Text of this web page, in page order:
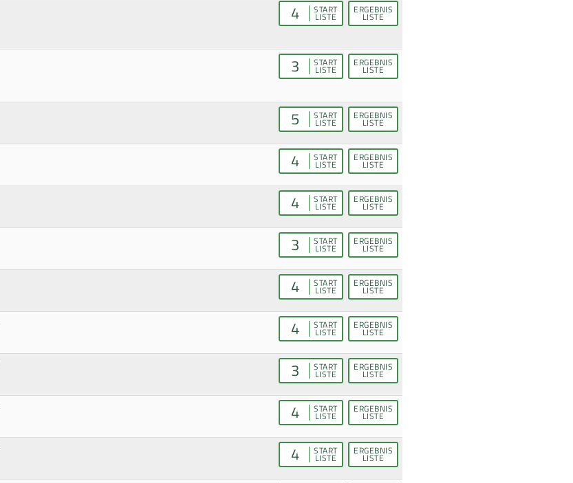
4 START
LISTE
ERGEBNIS
LISTE
3 START
LISTE
ERGEBNIS
LISTE
5 START
LISTE
ERGEBNIS
LISTE
4 START
LISTE
ERGEBNIS
LISTE
4 START
LISTE
ERGEBNIS
LISTE
3 START
LISTE
ERGEBNIS
LISTE
4 START
LISTE
ERGEBNIS
LISTE
4 START
LISTE
ERGEBNIS
LISTE
3 START
LISTE
ERGEBNIS
LISTE
4 START
LISTE
ERGEBNIS
LISTE
4 START
LISTE
ERGEBNIS
LISTE